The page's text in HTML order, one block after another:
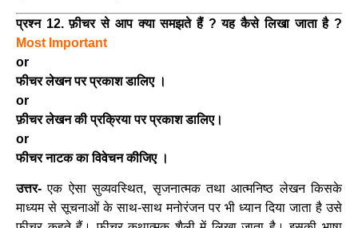
प्रश्न 12. फ़ीचर से आप क्या समझते हैं ? यह कैसे लिखा जाता है ?
Most Important
or
फीचर लेखन पर प्रकाश डालिए ।
or
फ़ीचर लेखन की प्रक्रिया पर प्रकाश डालिए।
or
फीचर नाटक का विवेचन कीजिए ।
उत्तर- एक ऐसा सुव्यवस्थित, सृजनात्मक तथा आत्मनिष्ठ लेखन किसके
माध्यम से सूचनाओं के साथ-साथ मनोरंजन पर भी ध्यान दिया जाता है उसे